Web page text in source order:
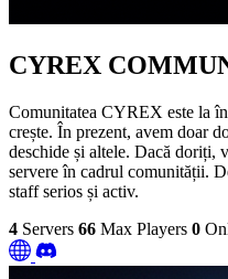
CYREX
Comunitatea CYREX este la
crește. În prezent, avem doar
deschide și altele. Dacă doriți,
servere în cadrul comunității.
staff serios și activ.
4 Servers 66 Max Players 0